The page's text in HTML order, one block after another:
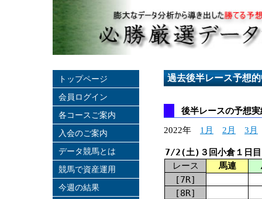
過去後半レース予想
後半レースの予想
2022年 1月 2月 3月
7/2(土)３回小倉１日目
レース
馬連
[7R]
[8R]
トップページ
会員ログイン
各コースご案内
入会のご案内
データ競馬とは
競馬で資産運用
今週の結果